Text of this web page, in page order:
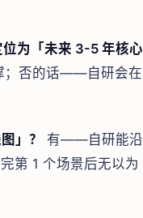
为「未来 3-5 年核心
；否的话——自研会在
」？
有——自研能沿
第 1 个场景后无以为